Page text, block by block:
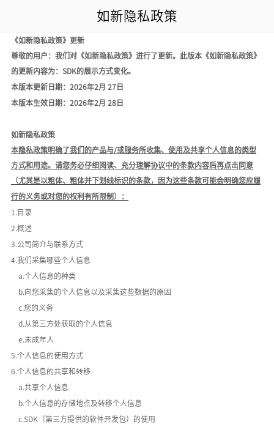
如新隐私政策
《如新隐私政策》更新
尊敬的用户：我们对《如新隐私政策》进行了更新。此版本《如新隐私政策》
的更新内容为： SDK的展示方式变化。
本版本更新日期： 2026年2月 27日
本版本生效日期： 2026年2月 28日
如新隐私政策
本隐私政策明确了我们的产品与/或服务所收集、使用及共享个人信息的类型
方式和用途。请您务必仔细阅读、充分理解协议中的条款内容后再点击同意
（尤其是以粗体、粗体并下划线标识的条款，因为这些条款可能会明确您应履
行的义务或对您的权利有所限制）：
1.目录
2.概述
3.公司简介与联系方式
4.我们采集哪些个人信息
a.个人信息的种类
b.向您采集的个人信息以及采集这些数据的原因
c.您的义务
d.从第三方处获取的个人信息
e.未成年人
5.个人信息的使用方式
6.个人信息的共享和转移
a.共享个人信息
b.个人信息的存储地点及转移个人信息
c.SDK（第三方提供的软件开发包）的使用